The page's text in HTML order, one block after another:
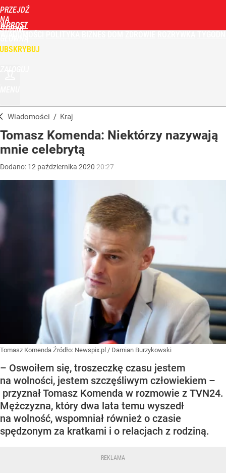
PRZEJDŹ
NA
STRONĘ
WPROST
Wiadomości / Kraj
Tomasz Komenda: Niektórzy nazywają
mnie celebrytą
Dodano: 12 października 2020 20:27
Tomasz Komenda Źródło: Newspix.pl / Damian Burzykowski
– Oswoiłem się, troszeczkę czasu jestem
na wolności, jestem szczęśliwym człowiekiem –
przyznał Tomasz Komenda w rozmowie z TVN24.
Mężczyzna, który dwa lata temu wyszedł
na wolność, wspomniał również o czasie
spędzonym za kratkami i o relacjach z rodziną.